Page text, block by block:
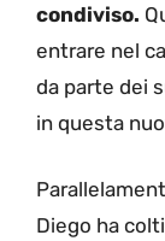
condiviso.
entrare nel
da parte dei
in questa
Diego ha